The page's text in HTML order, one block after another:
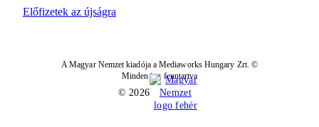
Előfizetek az újságra
A Magyar Nemzet kiadója a Mediaworks Hungary Zrt. ©
Minden jog fenntartva
© 2026